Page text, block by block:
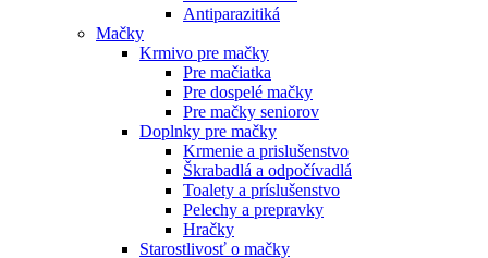
Antiparazitiká
Mačky
Krmivo pre mačky
Pre mačiatka
Pre dospelé mačky
Pre mačky seniorov
Doplnky pre mačky
Krmenie a prislušenstvo
Škrabadlá a odpočívadlá
Toalety а príslušenstvo
Pelechy a prepravky
Hračky
Starostlivosť o mačky